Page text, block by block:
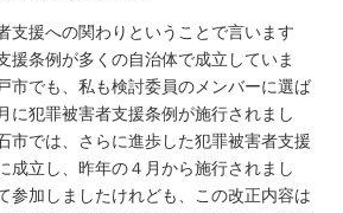
援への関わりということで言います
援条例が多くの自治体で成立していま
市でも、私も検討委員のメンバーに選ば
に犯罪被害者支援条例が施行されまし
市では、さらに進歩した犯罪被害者支援
成立し、昨年の４月から施行されまし
参加しましたけれども、この改正内容は